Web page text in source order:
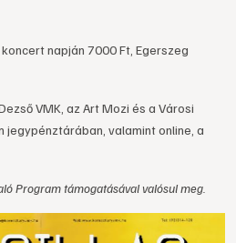
napján 7000 Ft, Egerszeg
VMK, az Art Mozi és a Városi
valamint online, a
Program támogatásával valósul meg.